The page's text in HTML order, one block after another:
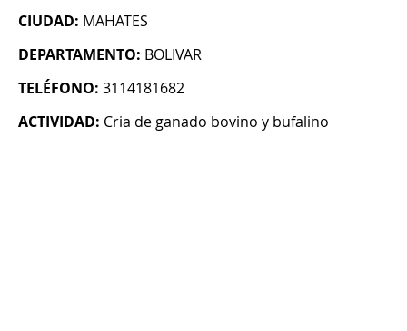
CIUDAD: MAHATES
DEPARTAMENTO: BOLIVAR
TELÉFONO: 3114181682
ACTIVIDAD: Cria de ganado bovino y bufalino